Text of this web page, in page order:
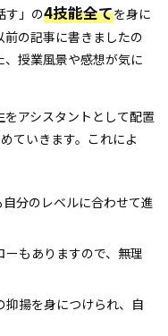
す」の4技能全てを身に
の記事に書きましたの
授業風景や感想が気に
アシスタントとして配置
ていきます。これによ
分のレベルに合わせて進
もありますので、無理
抑揚を身につけられ、自